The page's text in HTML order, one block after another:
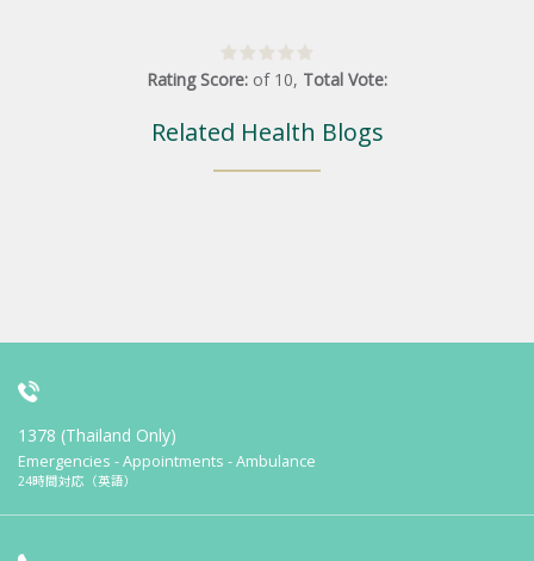
Rating Score: of 10, Total Vote:
Related Health Blogs
1378 (Thailand Only)
Emergencies - Appointments - Ambulance
24時間対応（英語）